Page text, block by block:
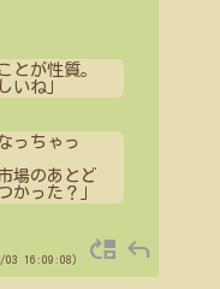
とが性質。
いね」
っちゃっ
場のあとど
った？」
03 16:09:08） move_up reply